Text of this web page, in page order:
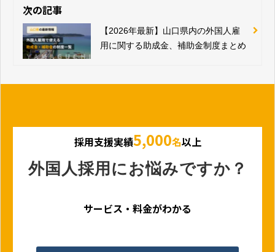
次の記事
【2026年最新】山口県内の外国人雇
用に関する助成金、補助金制度まとめ
採用支援実績5,000名以上
外国人採用にお悩みですか？
サービス・料金がわかる